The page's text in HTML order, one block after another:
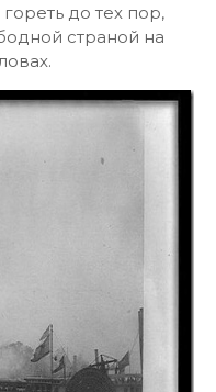
до тех пор,
страной на